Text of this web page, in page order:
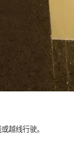
越线行驶。